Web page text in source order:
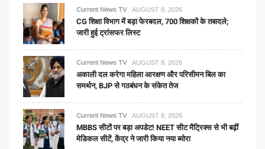
Current News TV AUGUST 8, 2026
CG शिक्षा विभाग में बड़ा फेरबदल, 700 शिक्षकों के तबादले;
जारी हुई ट्रांसफर लिस्ट
Current News TV AUGUST 8, 2026
अकाली दल करेगा महिला आरक्षण और परिसीमन बिल का
समर्थन, BJP से गठबंधन के संकेत तेज
Current News TV AUGUST 8, 2026
MBBS सीटों पर बड़ा अपडेट! NEET सीट मैट्रिक्स से भी बढ़ीं
मेडिकल सीटें, केंद्र ने जारी किया नया ब्योरा